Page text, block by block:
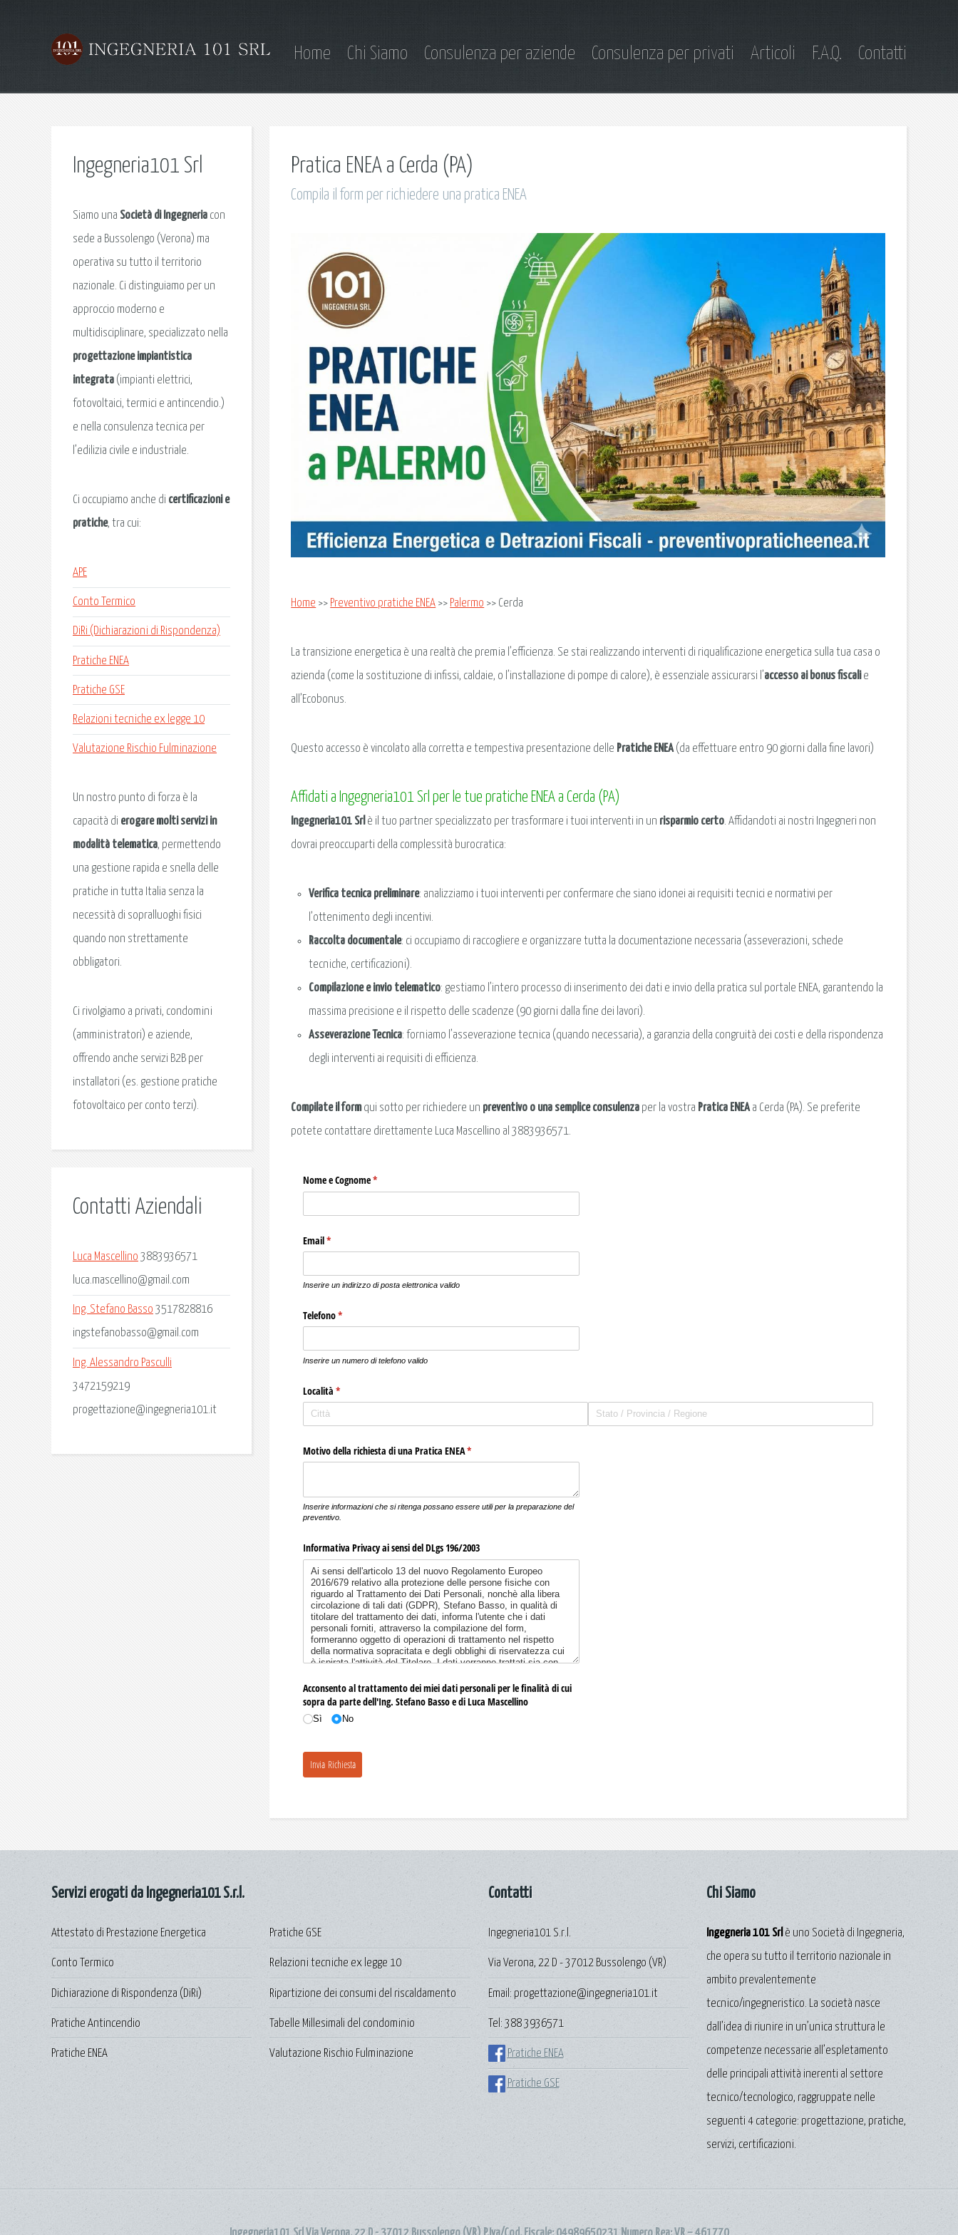
Home Chi Siamo Consulenza per aziende Consulenza per privati Articoli F.A.Q. Contatti
Ingegneria101 Srl
Siamo una Società di Ingegneria con
sede a Bussolengo (Verona) ma
operativa su tutto il territorio
nazionale. Ci distinguiamo per un
approccio moderno e
multidisciplinare, specializzato nella
progettazione impiantistica
integrata (impianti elettrici,
fotovoltaici, termici e antincendio.)
e nella consulenza tecnica per
l’edilizia civile e industriale.
Ci occupiamo anche di certificazioni e
pratiche, tra cui:
APE
Conto Termico
DiRi (Dichiarazioni di Rispondenza)
Pratiche ENEA
Pratiche GSE
Relazioni tecniche ex legge 10
Valutazione Rischio Fulminazione
Un nostro punto di forza è la
capacità di erogare molti servizi in
modalità telematica, permettendo
una gestione rapida e snella delle
pratiche in tutta Italia senza la
necessità di sopralluoghi fisici
quando non strettamente
obbligatori.
Ci rivolgiamo a privati, condomini
(amministratori) e aziende,
offrendo anche servizi B2B per
installatori (es. gestione pratiche
fotovoltaico per conto terzi).
Contatti Aziendali
Luca Mascellino 3883936571
luca.mascellino@gmail.com
Ing. Stefano Basso 3517828816
ingstefanobasso@gmail.com
Ing. Alessandro Pasculli
3472159219
progettazione@ingegneria101.it
Pratica ENEA a Cerda (PA)
Compila il form per richiedere una pratica ENEA
Home >> Preventivo pratiche ENEA >> Palermo >> Cerda
La transizione energetica è una realtà che premia l’efficienza. Se stai realizzando interventi di riqualificazione energetica sulla tua casa o
azienda (come la sostituzione di infissi, caldaie, o l’installazione di pompe di calore), è essenziale assicurarsi l’accesso ai bonus fiscalie
all’Ecobonus.
Questo accesso è vincolato alla corretta e tempestiva presentazione delle Pratiche ENEA(da effettuare entro 90 giorni dalla fine lavori)
Affidati a Ingegneria101 Srl per le tue pratiche ENEA a Cerda (PA)
Ingegneria101 Srl è il tuo partner specializzato per trasformare i tuoi interventi in un risparmio certo. Affidandoti ai nostri Ingegneri non
dovrai preoccuparti della complessità burocratica:
Verifica tecnica preliminare: analizziamo i tuoi interventi per confermare che siano idonei ai requisiti tecnici e normativi per
l’ottenimento degli incentivi.
Raccolta documentale: ci occupiamo di raccogliere e organizzare tutta la documentazione necessaria (asseverazioni, schede
tecniche, certificazioni).
Compilazione e invio telematico: gestiamo l’intero processo di inserimento dei dati e invio della pratica sul portale ENEA, garantendo la
massima precisione e il rispetto delle scadenze (90 giorni dalla fine dei lavori).
Asseverazione Tecnica: forniamo l’asseverazione tecnica (quando necessaria), a garanzia della congruità dei costi e della rispondenza
degli interventi ai requisiti di efficienza.
Compilate il formqui sotto per richiedere un preventivo o una semplice consulenza per la vostra Pratica ENEAa Cerda (PA). Se preferite
potete contattare direttamente Luca Mascellino al 3883936571.
Servizi erogati da Ingegneria101 S.r.l.
Attestato di Prestazione Energetica
Conto Termico
Dichiarazione di Rispondenza (DiRi)
Pratiche Antincendio
Pratiche ENEA
Pratiche GSE
Relazioni tecniche ex legge 10
Ripartizione dei consumi del riscaldamento
Tabelle Millesimali del condominio
Valutazione Rischio Fulminazione
Contatti
Ingegneria101 S.r.l.
Via Verona, 22 D - 37012 Bussolengo (VR)
Email: progettazione@ingegneria101.it
Tel: 388 3936571
Pratiche ENEA
Pratiche GSE
Chi Siamo
Ingegneria 101 Srl è uno Società di Ingegneria,
che opera su tutto il territorio nazionale in
ambito prevalentemente
tecnico/ingegneristico. La società nasce
dall’idea di riunire in un’unica struttura le
competenze necessarie all’espletamento
delle principali attività inerenti al settore
tecnico/tecnologico, raggruppate nelle
seguenti 4 categorie: progettazione, pratiche,
servizi, certificazioni.